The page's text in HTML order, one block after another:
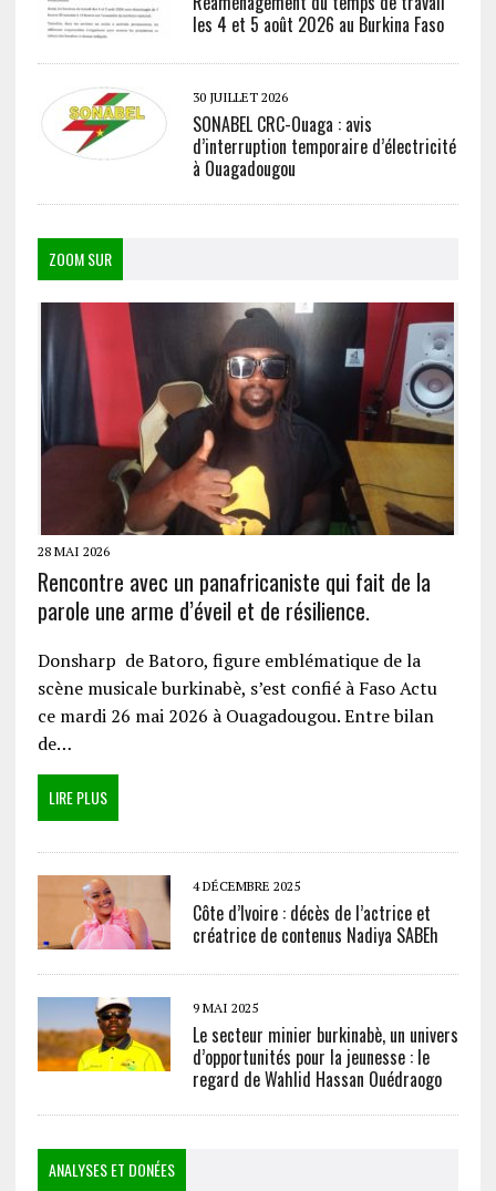
les 4 et 5 août 2026 au Burkina Faso
30 JUILLET 2026
SONABEL CRC-Ouaga : avis
d’interruption temporaire d’électricité
à Ouagadougou
ZOOM SUR
28 MAI 2026
Rencontre avec un panafricaniste qui fait de la
parole une arme d’éveil et de résilience.
Donsharp de Batoro, figure emblématique de la
scène musicale burkinabè, s’est confié à Faso Actu
ce mardi 26 mai 2026 à Ouagadougou. Entre bilan
de…
LIRE PLUS
4 DÉCEMBRE 2025
Côte d’Ivoire : décès de l’actrice et
créatrice de contenus Nadiya SABEh
9 MAI 2025
Le secteur minier burkinabè, un univers
d’opportunités pour la jeunesse : le
regard de Wahlid Hassan Ouédraogo
ANALYSES ET DONÉES